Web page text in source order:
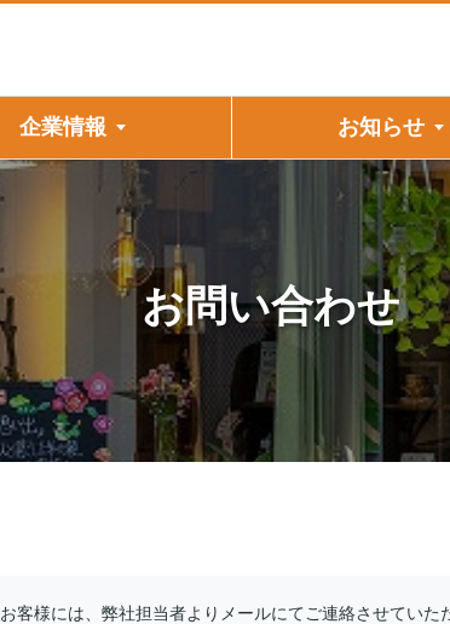
企業情報 お知らせ
お問い合わせ
客様には、弊社担当者よりメールにてご連絡させていた